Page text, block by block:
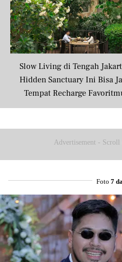
Slow Living di Tengah
Hidden Sanctuary Ini Bisa
Tempat Recharge
Advertisement -
Foto 7